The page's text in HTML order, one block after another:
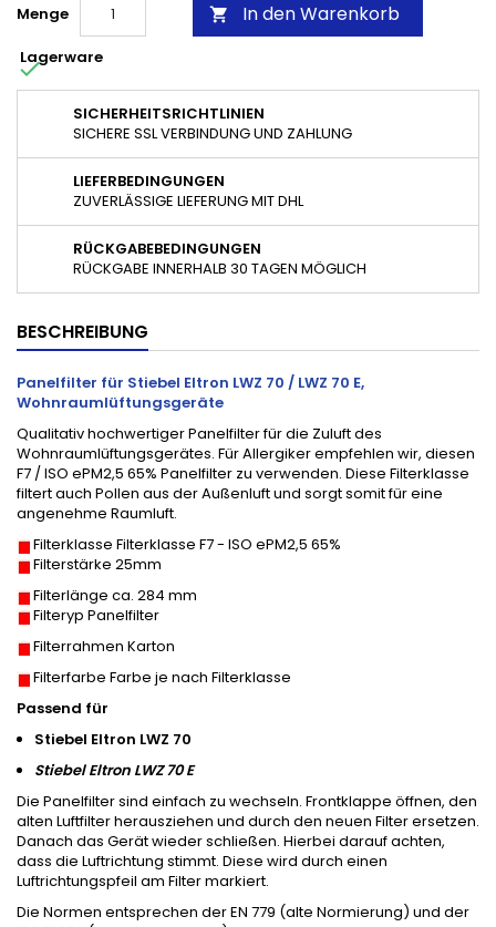
Menge
 In den Warenkorb

Lagerware
SICHERHEITSRICHTLINIEN
SICHERE SSL VERBINDUNG UND ZAHLUNG
LIEFERBEDINGUNGEN
ZUVERLÄSSIGE LIEFERUNG MIT DHL
RÜCKGABEBEDINGUNGEN
RÜCKGABE INNERHALB 30 TAGEN MÖGLICH
BESCHREIBUNG
Panelfilter für Stiebel Eltron LWZ 70 / LWZ 70 E,
Wohnraumlüftungsgeräte
Qualitativ hochwertiger Panelfilter für die Zuluft des
Wohnraumlüftungsgerätes. Für Allergiker empfehlen wir, diesen
F7 / ISO ePM2,5 65% Panelfilter zu verwenden. Diese Filterklasse
filtert auch Pollen aus der Außenluft und sorgt somit für eine
angenehme Raumluft.
Filterklasse Filterklasse F7 - ISO ePM2,5 65%
Filterstärke 25mm
Filterlänge ca. 284 mm
Filteryp Panelfilter
Filterrahmen Karton
Filterfarbe Farbe je nach Filterklasse
Passend für
Stiebel Eltron LWZ 70
Stiebel Eltron LWZ 70 E
Die Panelfilter sind einfach zu wechseln. Frontklappe öffnen, den
alten Luftfilter herausziehen und durch den neuen Filter ersetzen.
Danach das Gerät wieder schließen. Hierbei darauf achten,
dass die Luftrichtung stimmt. Diese wird durch einen
Luftrichtungspfeil am Filter markiert.
Die Normen entsprechen der EN 779 (alte Normierung) und der